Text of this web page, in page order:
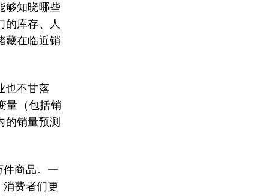
够知晓哪些
的库存、人
藏在临近销
也不甘落
量（包括销
的销量预测
商品。一
费者们更